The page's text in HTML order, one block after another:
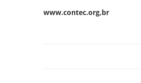
www.contec.org,br